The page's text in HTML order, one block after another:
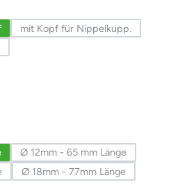
nicht verfügbar.)
mit Kopf für Nippelkupp.
(Diese Option ist
ist zurzeit nicht verfügbar.)
Ø 12mm - 65 mm Länge
(Diese Option ist zurzeit
ist zurzeit nicht verfügbar.)
Ø 18mm - 77mm Länge
(Diese Option ist zurzeit